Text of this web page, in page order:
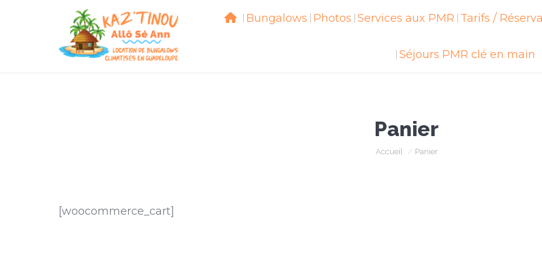
Bungalows Photos Services aux PMR Tarifs /
Séjours PMR clé en main
Panier
Vous êtes ici :
Accueil Panier
[woocommerce_cart]
Bungalows Photos Services aux PMR Tarifs /
Séjours PMR clé en main